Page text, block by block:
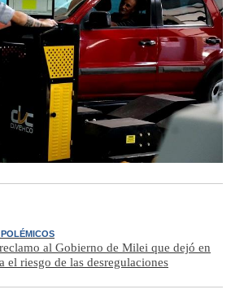
al Gobierno de Milei que dejó en
el riesgo de las desregulaciones